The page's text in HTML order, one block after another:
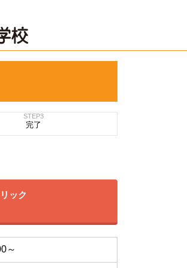
STEP3
完了
ック
～